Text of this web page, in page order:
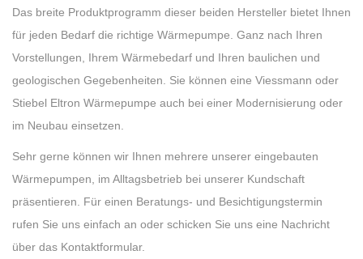
Das breite Produktprogramm dieser beiden Hersteller bietet Ihnen
für jeden Bedarf die richtige Wärmepumpe. Ganz nach Ihren
Vorstellungen, Ihrem Wärmebedarf und Ihren baulichen und
geologischen Gegebenheiten. Sie können eine Viessmann oder
Stiebel Eltron Wärmepumpe auch bei einer Modernisierung oder
im Neubau einsetzen.
Sehr gerne können wir Ihnen mehrere unserer eingebauten
Wärmepumpen, im Alltagsbetrieb bei unserer Kundschaft
präsentieren. Für einen Beratungs- und Besichtigungstermin
rufen Sie uns einfach an oder schicken Sie uns eine Nachricht
über das Kontaktformular.